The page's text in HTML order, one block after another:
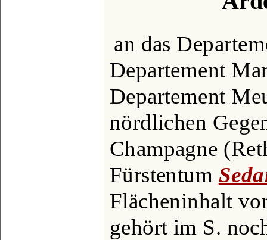
an das
Departement
Departement
nördlichen
Champagne
Fürstentum
Flächeninhalt
gehört im S.